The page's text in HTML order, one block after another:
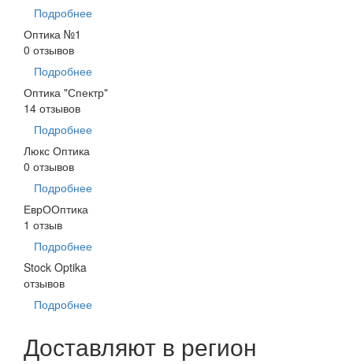
Подробнее
Оптика №1
0 отзывов
Подробнее
Оптика "Спектр"
14 отзывов
Подробнее
Люкс Оптика
0 отзывов
Подробнее
ЕврООптика
1 отзыв
Подробнее
Stock Optika
отзывов
Подробнее
Доставляют в регион